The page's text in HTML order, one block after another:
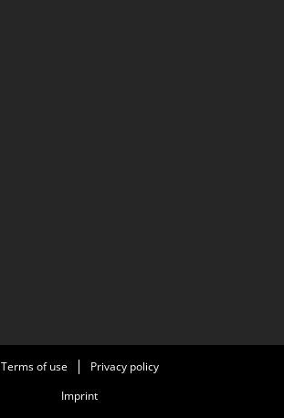
Terms of use
Privacy policy
Imprint